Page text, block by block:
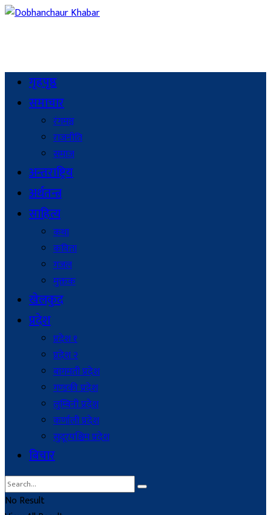
गृहपृष्ठ
समाचार
रंगमञ्च
राजनीति
समाज
अन्तराष्ट्रिय
अर्थतन्त्र
साहित्य
कथा
कविता
गजल
मुक्तक
खेलकुद
प्रदेश
प्रदेश १
प्रदेश २
बागमती प्रदेश
गण्डकी प्रदेश
लुम्बिनी प्रदेश
कर्णाली प्रदेश
सुदूरपश्चिम प्रदेश
बिचार
No Result